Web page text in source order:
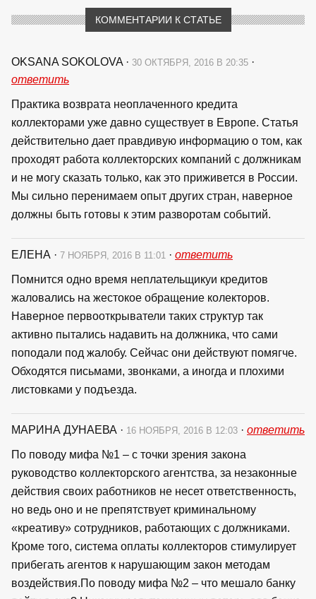
КОММЕНТАРИИ К СТАТЬЕ
OKSANA SOKOLOVA · 30 ОКТЯБРЯ, 2016 В 20:35 ·
ответить
Практика возврата неоплаченного кредита
коллекторами уже давно существует в Европе. Статья
действительно дает правдивую информацию о том, как
проходят работа коллекторских компаний с должникам
и не могу сказать только, как это приживется в России.
Мы сильно перенимаем опыт других стран, наверное
должны быть готовы к этим разворотам событий.
ЕЛЕНА · 7 НОЯБРЯ, 2016 В 11:01 · ответить
Помнится одно время неплательщикуи кредитов
жаловались на жестокое обращение колекторов.
Наверное первооткрыватели таких структур так
активно пытались надавить на должника, что сами
поподали под жалобу. Сейчас они действуют помягче.
Обходятся письмами, звонками, а иногда и плохими
листовками у подъезда.
МАРИНА ДУНАЕВА · 16 НОЯБРЯ, 2016 В 12:03 · ответить
По поводу мифа №1 – с точки зрения закона
руководство коллекторского агентства, за незаконные
действия своих работников не несет ответственность,
но ведь оно и не препятствует криминальному
«креативу» сотрудников, работающих с должниками.
Кроме того, система оплаты коллекторов стимулирует
прибегать агентов к нарушающим закон методам
воздействия.По поводу мифа №2 – что мешало банку